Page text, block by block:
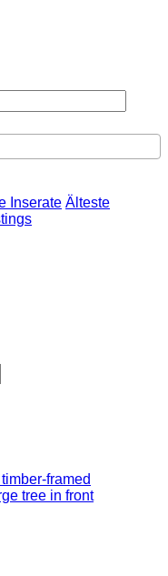
Inserate Älteste